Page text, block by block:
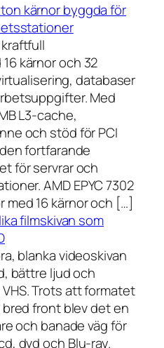
kärnor byggda för
kraftfull
kärnor och 32
databaser
Med
L3-cache,
och stöd för PCI
fortfarande
för servrar och
AMD EPYC 7302
16 kärnor och […]
filmskivan som
blanka videoskivan
bättre ljud och
Trots att formatet
front blev det en
och banade väg för
dvd och Blu-ray.